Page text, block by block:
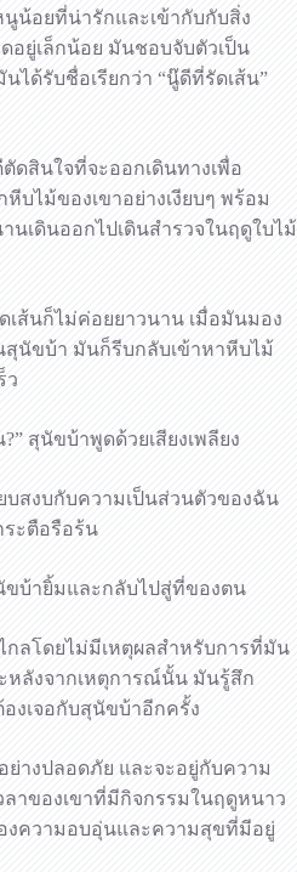
น้อยที่น่ารักและเข้ากับกับสิ่ง
ยู่เล็กน้อย มันชอบจับตัวเป็น
ได้รับชื่อเรียกว่า “นู๊ดีที่รัดเส้น”
ดสินใจที่จะออกเดินทางเพื่อ
บไม้ของเขาอย่างเงียบๆ พร้อม
นเดินออกไปเดินสำรวจในฤดูใบไม้
ส้นก็ไม่ค่อยยาวนาน เมื่อมันมอง
สุนัขบ้า มันก็รีบกลับเข้าหาหีบไม้
ว
สุนัขบ้าพูดด้วยเสียงเพลียง
สงบกับความเป็นส่วนตัวของฉัน
ระตือรือร้น
ขบ้ายิ้มและกลับไปสู่ที่ของตน
กลโดยไม่มีเหตุผลสำหรับการที่มัน
หลังจากเหตุการณ์นั้น มันรู้สึก
งเจอกับสุนัขบ้าอีกครั้ง
างปลอดภัย และจะอยู่กับความ
าของเขาที่มีกิจกรรมในฤดูหนาว
ความอบอุ่นและความสุขที่มีอยู่